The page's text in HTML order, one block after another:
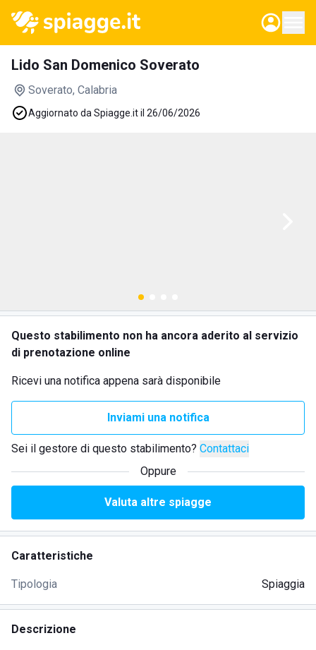
Lido San Domenico Soverato
Soverato, Calabria
Aggiornato da Spiagge.it il 26/06/2026
Questo stabilimento non ha ancora aderito al servizio
di prenotazione online
Ricevi una notifica appena sarà disponibile
Inviami una notifica
Sei il gestore di questo stabilimento? Contattaci
Oppure
Valuta altre spiagge
Caratteristiche
Tipologia Spiaggia
Descrizione